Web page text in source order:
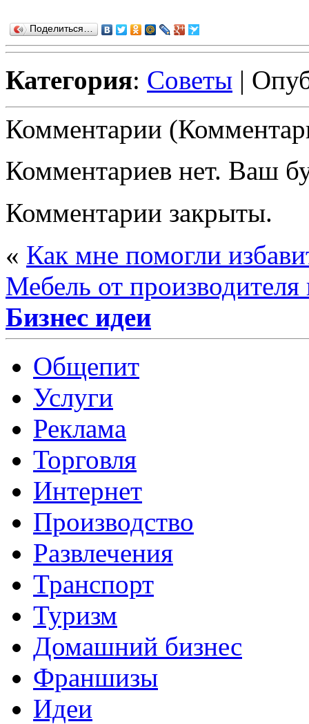
Поделиться…
Категория: Советы |
Комментарии
Комментариев нет. Ваш
Комментарии закрыты.
« Как мне помогли
Мебель от
Бизнес идеи
Общепит
Услуги
Реклама
Торговля
Интернет
Производство
Развлечения
Транспорт
Туризм
Домашний бизнес
Франшизы
Идеи